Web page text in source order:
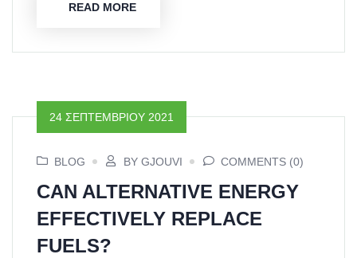
READ MORE
24 ΣΕΠΤΕΜΒΡΊΟΥ 2021
BLOG BY GJOUVI COMMENTS (0)
CAN ALTERNATIVE ENERGY
EFFECTIVELY REPLACE
FUELS?